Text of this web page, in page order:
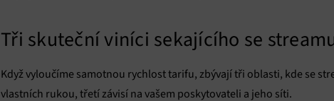
Tři skuteční viníci sekajícího se
Když vyloučíme samotnou rychlost tarifu, zbývají tři oblasti, kde se
vlastních rukou, třetí závisí na vašem poskytovateli a jeho síti.